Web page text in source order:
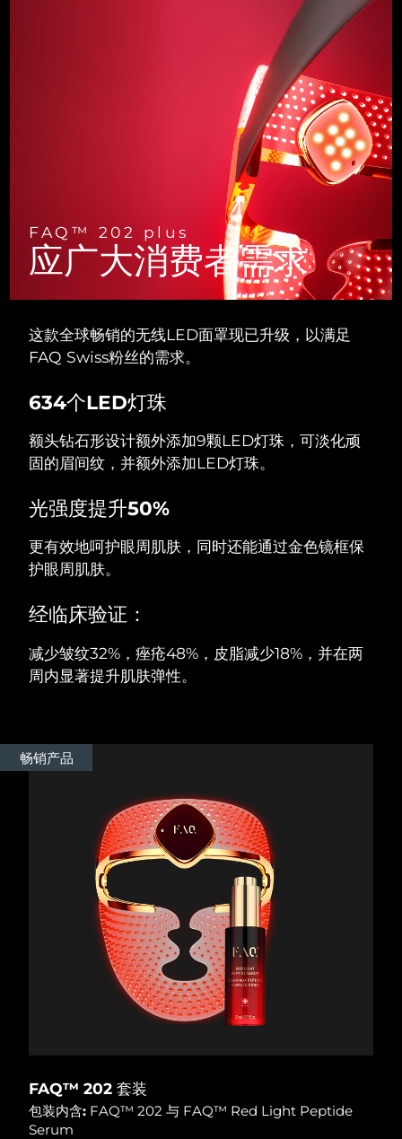
FAQ™ 202 plus
应广大消费者需求
这款全球畅销的无线LED面罩现已升级，以满足
FAQ Swiss粉丝的需求。
634个LED灯珠
额头钻石形设计额外添加9颗LED灯珠，可淡化顽
固的眉间纹，并额外添加LED灯珠。
光强度提升50%
更有效地呵护眼周肌肤，同时还能通过金色镜框保
护眼周肌肤。
经临床验证：
减少皱纹32%，痤疮48%，皮脂减少18%，并在两
周内显著提升肌肤弹性。
畅销产品
FAQ™ 202 套装
包装内含: FAQ™ 202 与 FAQ™ Red Light Peptide
Serum
预计送达日期 10/8/26
预计送达日期
预计送达日期18/8/26
预计送达日期12/8/26
预计送达日期10/8/26
瑞典 预计送达日期
瑞士 预计送达日期10/8/26
泰国
土耳其
阿拉伯联合酋长国 预计送达日期11/8/26
乌兹别克斯坦
越南